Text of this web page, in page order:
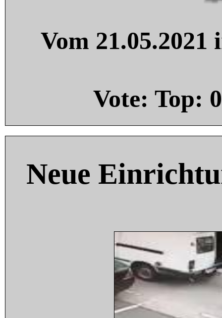
Vom
Vote: Top: 0
Neue